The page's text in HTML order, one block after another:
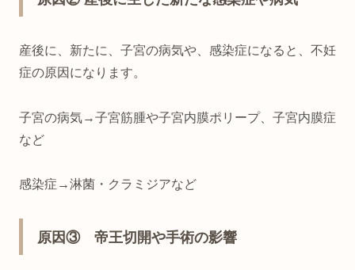
産後に、新たに、子宮の病気や、感染症になると、不妊
症の原因になります。
子宮の病気→子宮筋腫や子宮内膜ポリープ、子宮内膜症
など
感染症→淋菌・クラミジアなど
原因③ 帝王切開や手術の影響